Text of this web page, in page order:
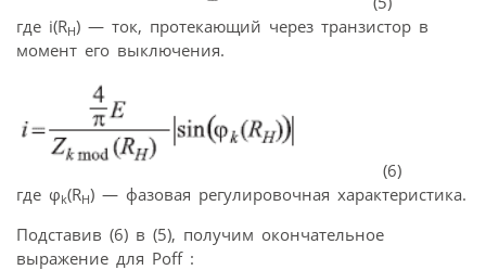
где i(RH) — ток, протекающий через транзистор в
момент его выключения.
(6)
где φk(RH) — фазовая регулировочная характеристика.
Подставив (6) в (5), получим окончательное
выражение для Poff :